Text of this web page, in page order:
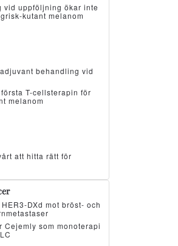
vid uppföljning ökar inte
kutant melanom
behandling vid
T-cellsterapin för
melanom
att hitta rätt för
DXd mot bröst- och
Cejemly som monoterapi